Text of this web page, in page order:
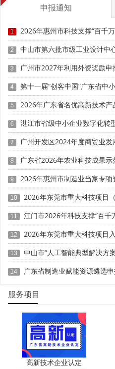
必须按实际研发工时或机时比
• 业财一致：研发项目立项
收报告必须与财务归集周期、
将常规生产成本、日常管理费
酬混入研发科目。
3. 跨部门数据交叉验证：
制
2026年申报系统已嵌入智能
触发风险预警：
• 研发费用占比连续两年波
说明;
• 主营业务收入增速与纳税
数据偏差>5%;
• 研发人员社保缴纳人数与
• 近三年核心专利维持状
弃)。
面对严查常态，企业需将“冲
议按以下路径前置筹备：
1. 建立研发辅助账前置机
项目级成本归集模板，按月归
发等费用，确保“发生即入账
申报通知
1 2026年惠州市科技支撑“百千万工程
2 中山市第六批市级工业设计中心认定和第三批市级
3 广州市2027年利用外资奖励
4 第十一届“创客中国”广东省中小企业创新创业大赛
5 2026年广东省名优高新技术产品评
6 湛江市省级中小企业数字化转型城市试点专项资金数字
7 广州开发区2024年度商贸业发展壮大奖（首次成
8 广东省2026年农业科技成果示范项
9 2026年惠州市制造业当家专项资金（支持企业提质创优-
10 2026年东莞市重大科技项目（技术应
11 江门市2026年科技支撑“百千万工
12 2026年东莞市重大科技项目
13 中山市“人工智能典型解决方案、典型应用案例
14 广东省制造业赋能资源遴选
服务项目
高新技术企业认定